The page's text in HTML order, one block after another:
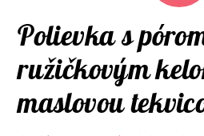
Polievka s
ružičkovým
maslovou